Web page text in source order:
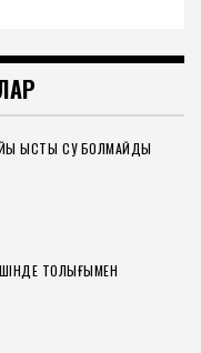
ЫСТЫҚ СУ БОЛМАЙДЫ
ТОЛЫҒЫМЕН